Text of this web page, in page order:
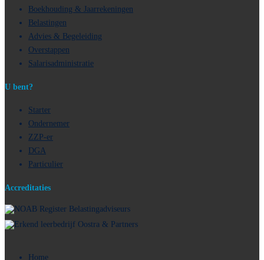
Boekhouding & Jaarrekeningen
Belastingen
Advies & Begeleiding
Overstappen
Salarisadministratie
U bent?
Starter
Ondernemer
ZZP-er
DGA
Particulier
Accreditaties
Home